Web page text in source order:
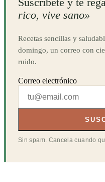
rico, vive sano»
Recetas sencillas y
domingo, un correo con
ruido.
Correo electrónico
Sin spam. Cancela cuando